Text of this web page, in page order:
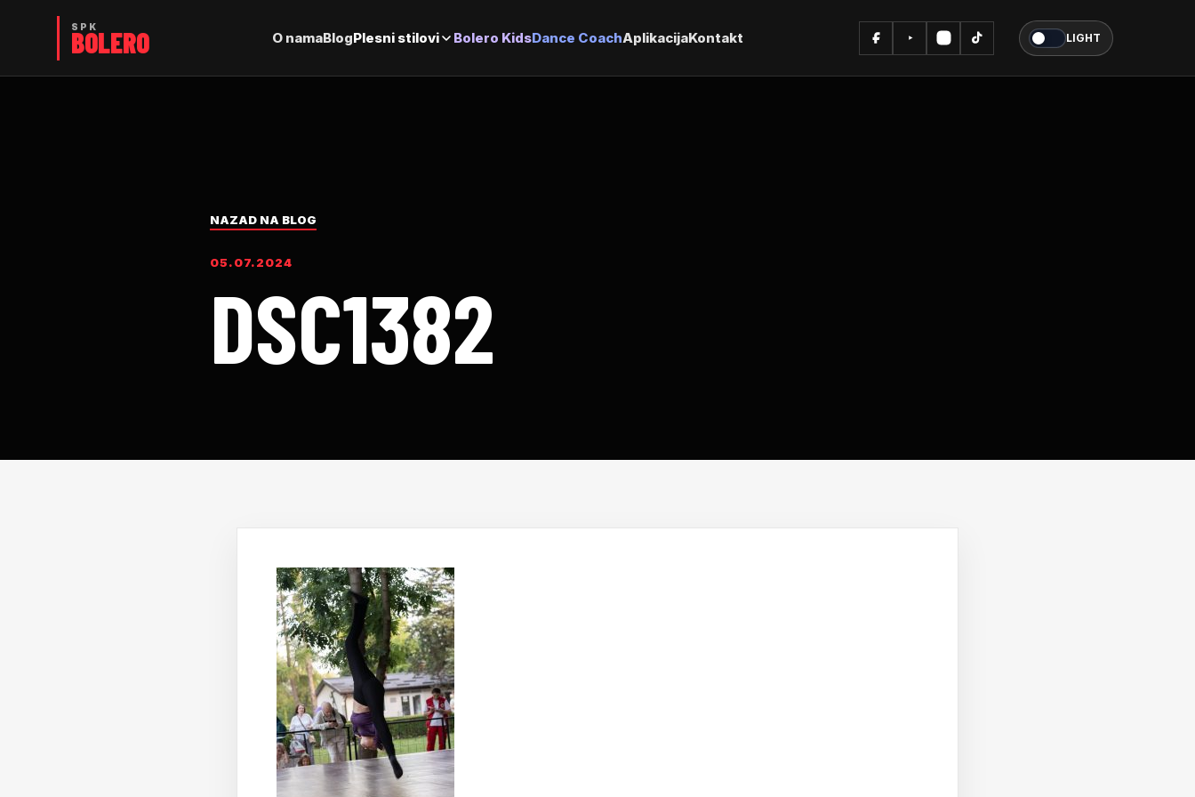
O namaBlogPlesni stilovi Bolero KidsDance CoachAplikacijaKontakt LIGHT
NAZAD NA BLOG
05.07.2024
DSC1382